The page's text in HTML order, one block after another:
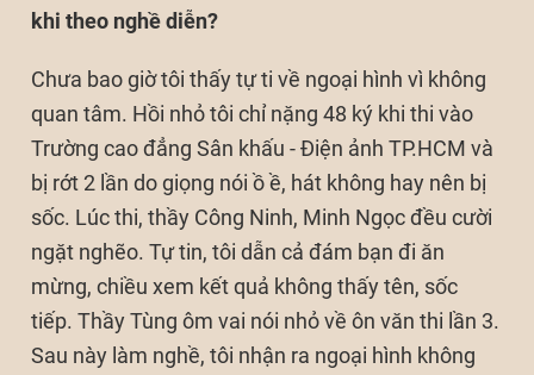
khi theo nghề diễn?
Chưa bao giờ tôi thấy tự ti về ngoại hình vì không
quan tâm. Hồi nhỏ tôi chỉ nặng 48 ký khi thi vào
Trường cao đẳng Sân khấu - Điện ảnh TP.HCM và
bị rớt 2 lần do giọng nói ồ ề, hát không hay nên bị
sốc. Lúc thi, thầy Công Ninh, Minh Ngọc đều cười
ngặt nghẽo. Tự tin, tôi dẫn cả đám bạn đi ăn
mừng, chiều xem kết quả không thấy tên, sốc
tiếp. Thầy Tùng ôm vai nói nhỏ về ôn văn thi lần 3.
Sau này làm nghề, tôi nhận ra ngoại hình không